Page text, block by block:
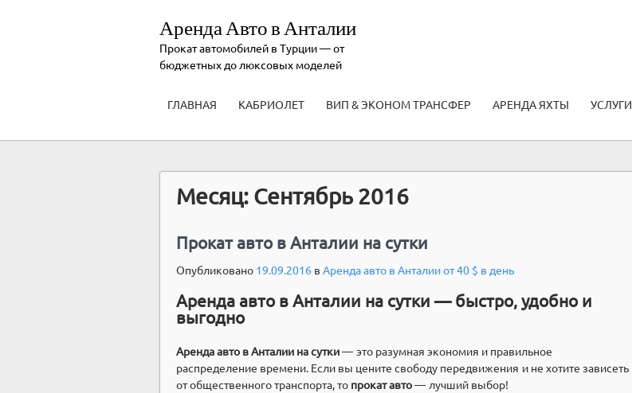
Аренда Авто в Анталии
Прокат автомобилей в Турции — от
бюджетных до люксовых моделей
ГЛАВНАЯ КАБРИОЛЕТ ВИП & ЭКОНОМ ТРАНСФЕР АРЕНДА ЯХТЫ УСЛУГИ
Месяц: Сентябрь 2016
Прокат авто в Анталии на сутки
Опубликовано 19.09.2016 в Аренда авто в Анталии от 40 $ в день
Аренда авто в Анталии на сутки — быстро, удобно и
выгодно
Аренда авто в Анталии на сутки— это разумная экономия и правильное
распределение времени. Если вы цените свободу передвижения и не хотите зависеть
от общественного транспорта, то прокат авто— лучший выбор!